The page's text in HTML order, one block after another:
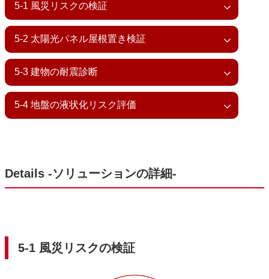
5-1 風災リスクの検証
5-2 太陽光パネル屋根置き検証
5-3 建物の耐震診断
5-4 地盤の液状化リスク評価
Details ‐ソリューションの詳細‐
5-1 風災リスクの検証